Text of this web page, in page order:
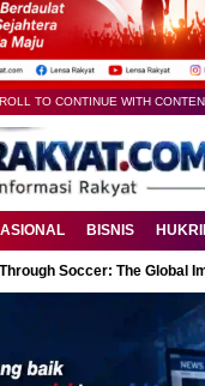
TO CONTINUE WITH
BISNIS
Soccer: The Global